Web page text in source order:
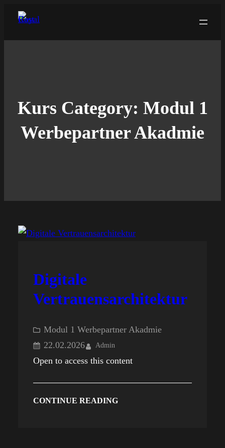
Zum
springen
Kurs Category: Modul 1
Werbepartner Akadmie
Digitale
Vertrauensarchitektur
Modul 1 Werbepartner Akadmie
22.02.2026
Admin
Open to access this content
CONTINUE READING